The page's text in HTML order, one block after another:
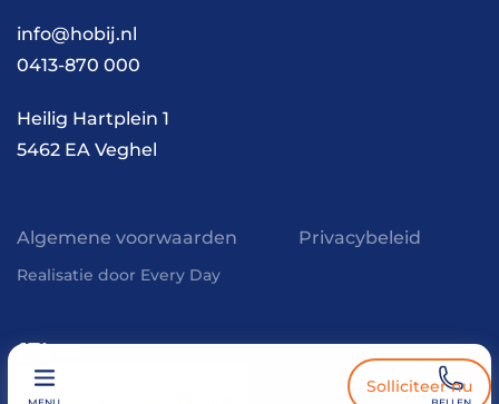
Solliciteer nu
Cases
Werken en wonen
Kennis en inspiratie
info@hobij.nl
0413-870 000
Heilig Hartplein 1
5462 EA Veghel
Algemene voorwaarden Privacybeleid
Realisatie door Every Day